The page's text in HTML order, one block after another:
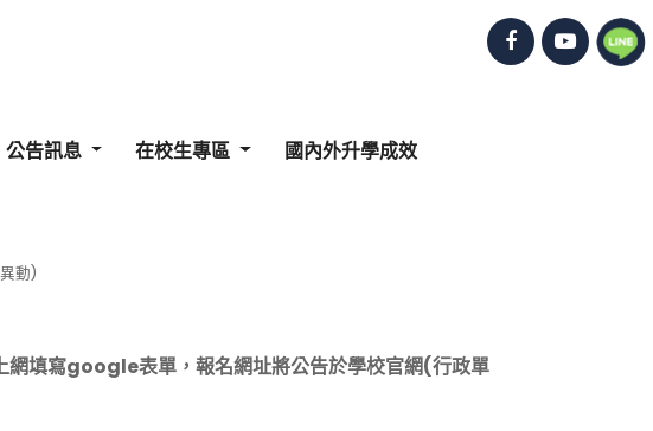
公告訊息 在校生專區 國內外升學成效
動)
填寫google表單，報名網址將公告於學校官網(行政單